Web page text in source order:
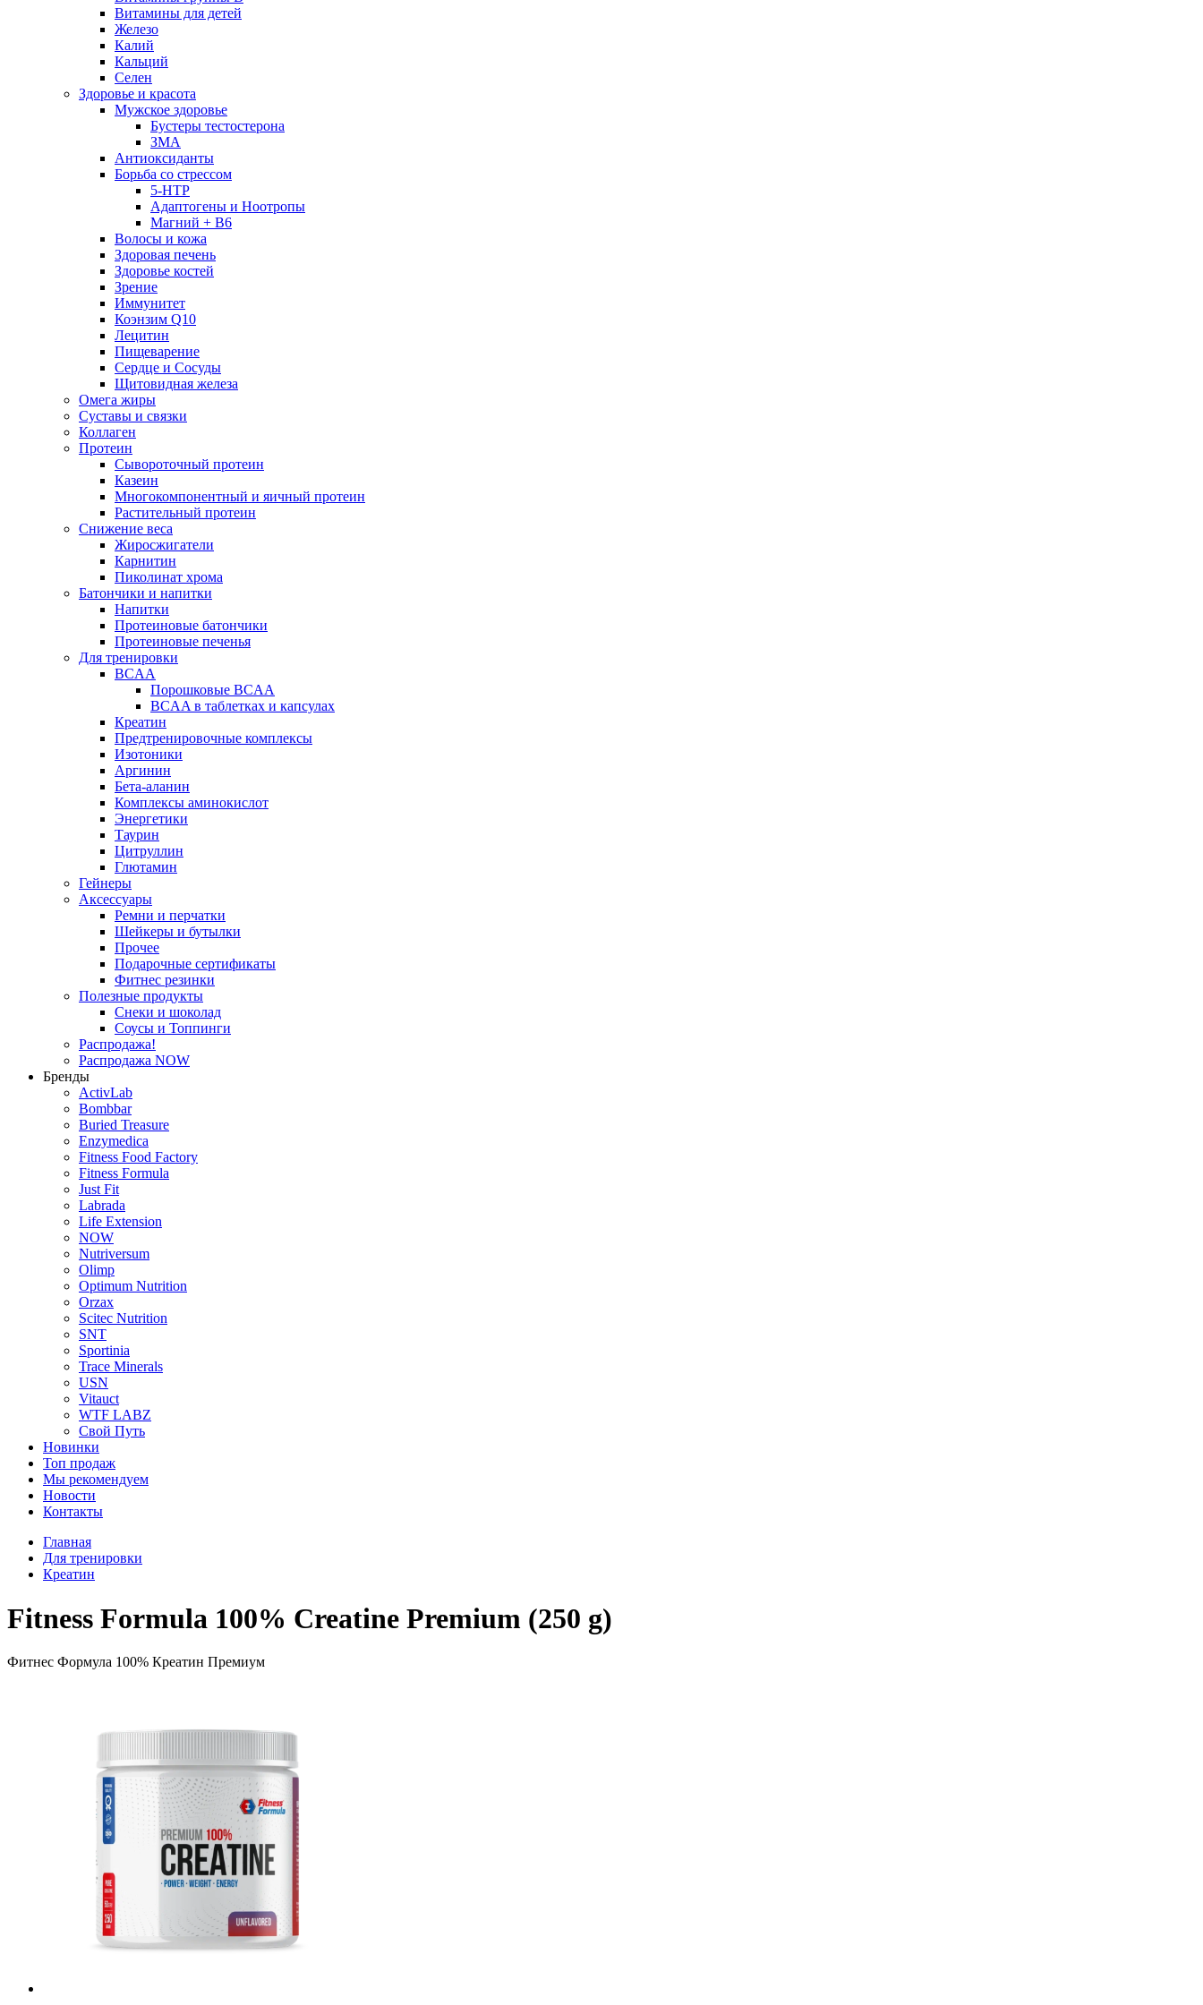
Витамины для детей
Железо
Калий
Кальций
Селен
Здоровье и красота
Мужское здоровье
Бустеры тестостерона
ЗМА
Антиоксиданты
Борьба со стрессом
5-HTP
Адаптогены и Ноотропы
Магний + В6
Волосы и кожа
Здоровая печень
Здоровье костей
Зрение
Иммунитет
Коэнзим Q10
Лецитин
Пищеварение
Сердце и Сосуды
Щитовидная железа
Омега жиры
Суставы и связки
Коллаген
Протеин
Сывороточный протеин
Казеин
Многокомпонентный и яичный протеин
Растительный протеин
Снижение веса
Жиросжигатели
Карнитин
Пиколинат хрома
Батончики и напитки
Напитки
Протеиновые батончики
Протеиновые печенья
Для тренировки
BCAA
Порошковые BCAA
BCAA в таблетках и капсулах
Креатин
Предтренировочные комплексы
Изотоники
Аргинин
Бета-аланин
Комплексы аминокислот
Энергетики
Таурин
Цитруллин
Глютамин
Гейнеры
Аксессуары
Ремни и перчатки
Шейкеры и бутылки
Прочее
Подарочные сертификаты
Фитнес резинки
Полезные продукты
Снеки и шоколад
Соусы и Топпинги
Распродажа!
Распродажа NOW
Бренды
ActivLab
Bombbar
Buried Treasure
Enzymedica
Fitness Food Factory
Fitness Formula
Just Fit
Labrada
Life Extension
NOW
Nutriversum
Olimp
Optimum Nutrition
Orzax
Scitec Nutrition
SNT
Sportinia
Trace Minerals
USN
Vitauct
WTF LABZ
Свой Путь
Новинки
Топ продаж
Мы рекомендуем
Новости
Контакты
Главная
Для тренировки
Креатин
Fitness Formula 100% Creatine Premium (250 g)
Фитнес Формула 100% Креатин Премиум